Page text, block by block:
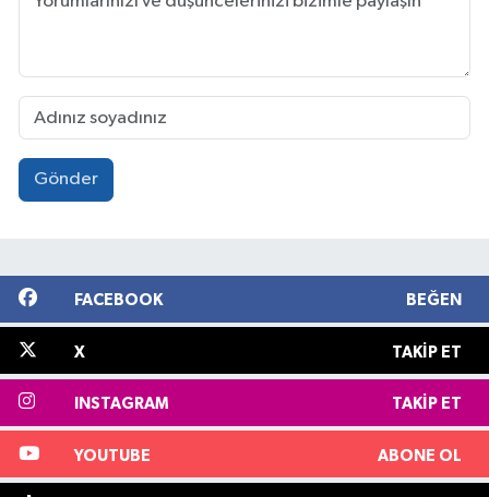
Gönder
FACEBOOK BEĞEN
X TAKIP ET
INSTAGRAM TAKIP ET
YOUTUBE ABONE OL